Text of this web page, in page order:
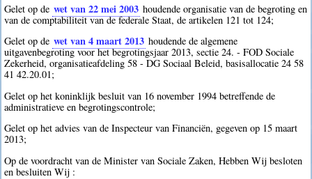
Gelet op de wet van 22 mei 2003 houdende organisatie van de begroting en
van de comptabiliteit van de federale Staat, de artikelen 121 tot 124;
Gelet op de wet van 4 maart 2013 houdende de algemene
uitgavenbegroting voor het begrotingsjaar 2013, sectie 24. - FOD Sociale
Zekerheid, organisatieafdeling 58 - DG Sociaal Beleid, basisallocatie 24 58
41 42.20.01;
Gelet op het koninklijk besluit van 16 november 1994 betreffende de
administratieve en begrotingscontrole;
Gelet op het advies van de Inspecteur van Financiën, gegeven op 15 maart
2013;
Op de voordracht van de Minister van Sociale Zaken, Hebben Wij besloten
en besluiten Wij :